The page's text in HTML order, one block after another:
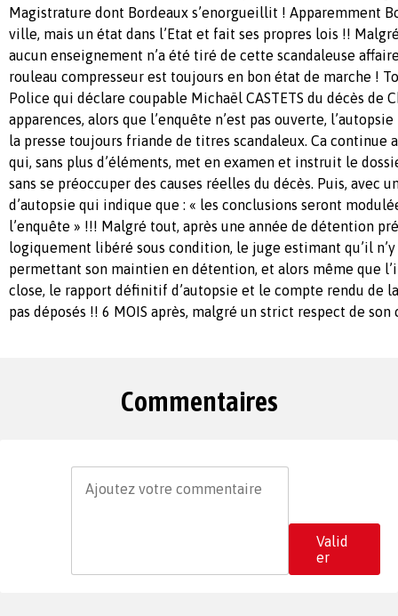
Magistrature dont Bordeaux s’enorgueillit ! Apparemment
ville, mais un état dans l’Etat et fait ses propres lois !!
aucun enseignement n’a été tiré de cette scandaleuse
rouleau compresseur est toujours en bon état de marche !
Police qui déclare coupable Michaël CASTETS du décès de
apparences, alors que l’enquête n’est pas ouverte,
la presse toujours friande de titres scandaleux. Ca continue
qui, sans plus d’éléments, met en examen et instruit le
sans se préoccuper des causes réelles du décès. Puis, avec
d’autopsie qui indique que : « les conclusions seront
l’enquête » !!! Malgré tout, après une année de détention
logiquement libéré sous condition, le juge estimant qu’il n’y
permettant son maintien en détention, et alors même que
close, le rapport définitif d’autopsie et le compte rendu de
pas déposés !! 6 MOIS après, malgré un strict respect de son
Commentaires
Valid
er